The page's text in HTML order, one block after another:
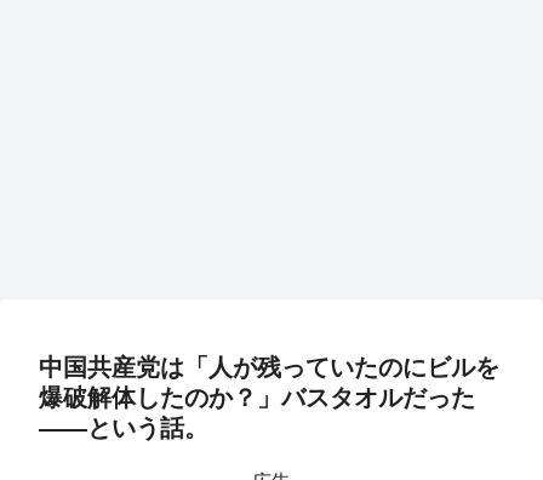
中国共産党は「人が残っていたのにビルを
爆破解体したのか？」バスタオルだった
――という話。